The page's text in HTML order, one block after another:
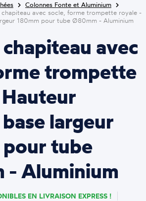
Colonnes Fonte et Aluminium
chapiteau avec socle, forme trompette royale -
180mm pour tube Ø80mm - Aluminium
chapiteau avec
trompette
largeur
tube
Aluminium
EN LIVRAISON EXPRESS !